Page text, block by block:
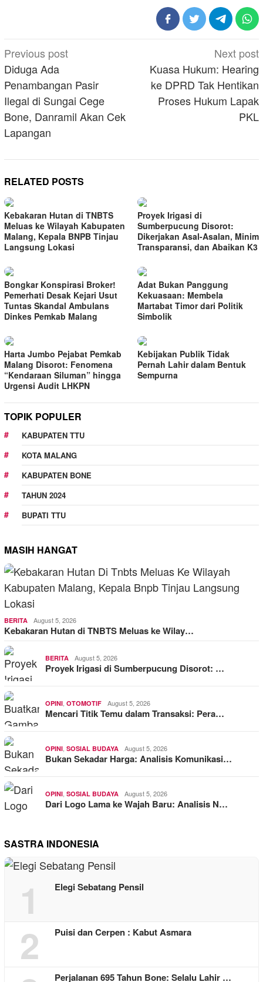
Post
navigation
Previous post
Diduga Ada
Penambangan Pasir
Ilegal di Sungai Cege
Bone, Danramil Akan Cek
Lapangan
Next post
Kuasa Hukum: Hearing
ke DPRD Tak Hentikan
Proses Hukum Lapak
PKL
RELATED POSTS
Kebakaran Hutan di TNBTS
Meluas ke Wilayah Kabupaten
Malang, Kepala BNPB Tinjau
Langsung Lokasi
Proyek Irigasi di
Sumberpucung Disorot:
Dikerjakan Asal-Asalan, Minim
Transparansi, dan Abaikan K3
Bongkar Konspirasi Broker!
Pemerhati Desak Kejari Usut
Tuntas Skandal Ambulans
Dinkes Pemkab Malang
Adat Bukan Panggung
Kekuasaan: Membela
Martabat Timor dari Politik
Simbolik
Harta Jumbo Pejabat Pemkab
Malang Disorot: Fenomena
“Kendaraan Siluman” hingga
Urgensi Audit LHKPN
Kebijakan Publik Tidak
Pernah Lahir dalam Bentuk
Sempurna
TOPIK POPULER
KABUPATEN TTU
KOTA MALANG
KABUPATEN BONE
TAHUN 2024
BUPATI TTU
MASIH HANGAT
BERITA August 5, 2026
Kebakaran Hutan di TNBTS Meluas ke Wilay…
BERITA August 5, 2026
Proyek Irigasi di Sumberpucung Disorot: …
OPINI OTOMOTIF August 5, 2026
Mencari Titik Temu dalam Transaksi: Pera…
OPINI SOSIAL BUDAYA August 5, 2026
Bukan Sekadar Harga: Analisis Komunikasi…
OPINI SOSIAL BUDAYA August 5, 2026
Dari Logo Lama ke Wajah Baru: Analisis N…
SASTRA INDONESIA
1 Elegi Sebatang Pensil
2 Puisi dan Cerpen : Kabut Asmara
Perjalanan 695 Tahun Bone: Selalu Lahir …